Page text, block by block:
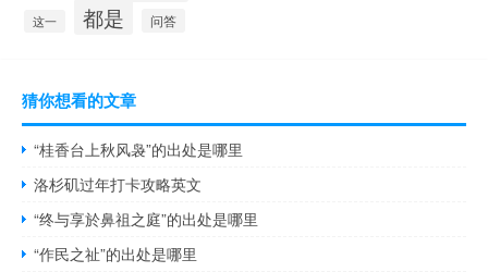
这一 都是 问答
猜你想看的文章
“桂香台上秋风袅”的出处是哪里
洛杉矶过年打卡攻略英文
“终与享於鼻祖之庭”的出处是哪里
“作民之祉”的出处是哪里